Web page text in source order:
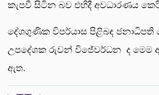
කැපවී සිටින බව එහිදී අවධාරණය
දේශගුණික විපර්යාස පිළිබඳ ජනාධිපති
උපදේශක රුවන් විජේවර්ධන ද මෙම
ඇත.